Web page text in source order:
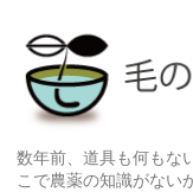
数年前、道具も何もな
こで農薬の知識がない